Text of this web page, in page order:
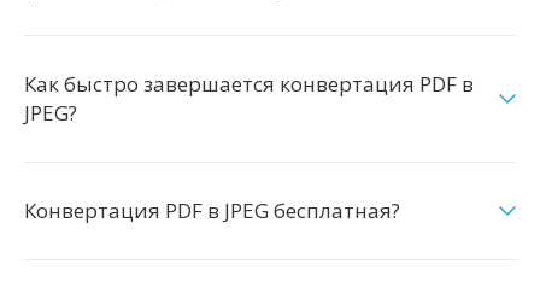
Как быстро завершается конвертация PDF в
JPEG?
Конвертация PDF в JPEG бесплатная?